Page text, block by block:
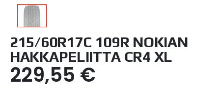
215/60R17C 109R NOKIAN
HAKKAPELIITTA CR4 XL
229,55 €